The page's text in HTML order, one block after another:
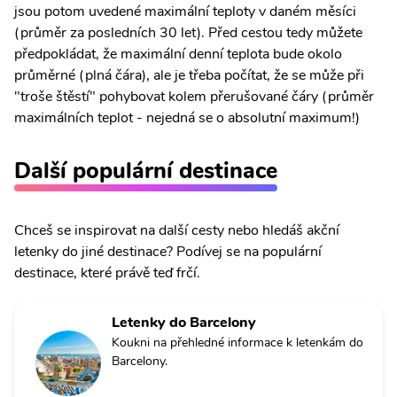
jsou potom uvedené maximální teploty v daném měsíci
(průměr za posledních 30 let). Před cestou tedy můžete
předpokládat, že maximální denní teplota bude okolo
průměrné (plná čára), ale je třeba počítat, že se může při
"troše štěstí" pohybovat kolem přerušované čáry (průměr
maximálních teplot - nejedná se o absolutní maximum!)
Další populární destinace
Chceš se inspirovat na další cesty nebo hledáš akční
letenky do jiné destinace? Podívej se na populární
destinace, které právě teď frčí.
Letenky do Barcelony
Koukni na přehledné informace k letenkám do
Barcelony.